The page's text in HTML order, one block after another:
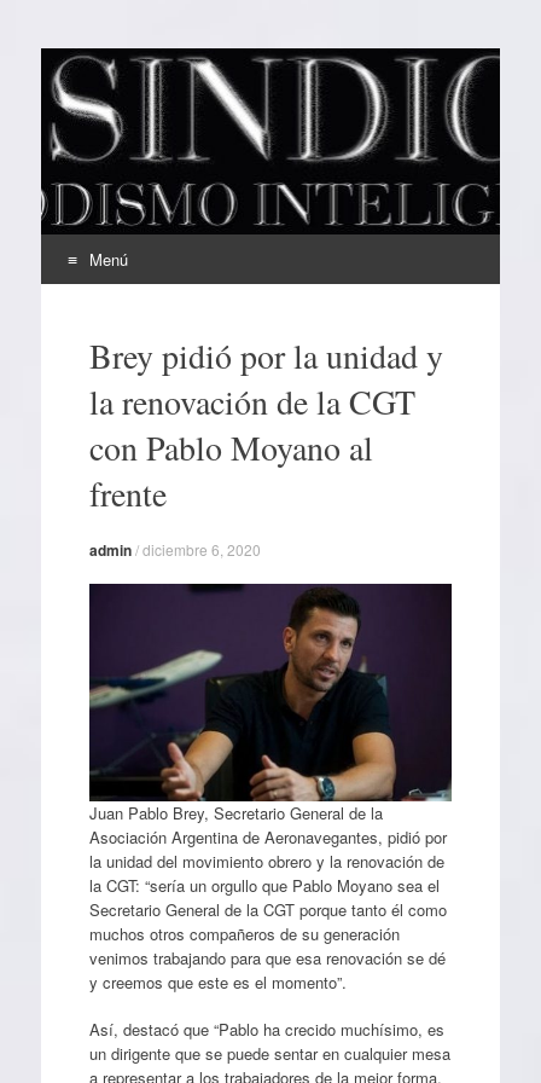
EL SINDICAL
Periodismo Inteligente
Menú
contenidoBrey pidió por la unidad y
la renovación de la CGT
con Pablo Moyano al
frente
admin/diciembre 6, 2020
Juan Pablo Brey, Secretario General de la
Asociación Argentina de Aeronavegantes, pidió por
la unidad del movimiento obrero y la renovación de
la CGT: “sería un orgullo que Pablo Moyano sea el
Secretario General de la CGT porque tanto él como
muchos otros compañeros de su generación
venimos trabajando para que esa renovación se dé
y creemos que este es el momento”.
Así, destacó que “Pablo ha crecido muchísimo, es
un dirigente que se puede sentar en cualquier mesa
a representar a los trabajadores de la mejor forma.